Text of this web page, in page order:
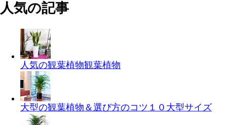
人気の記事
人気の観葉植物観葉植物
大型の観葉植物＆選び方のコツ１０ 大型サイズ